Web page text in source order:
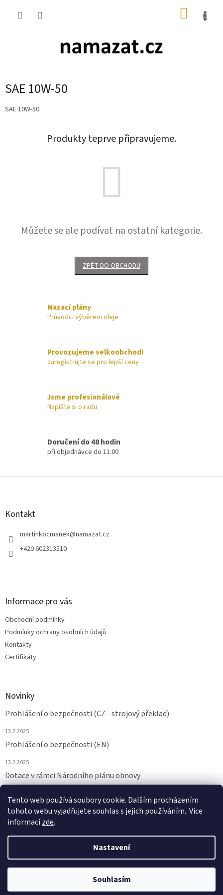
Tento web používá soubory cookie. Dalším procházením
tohoto webu vyjadřujete souhlas s jejich používáním.. Více
informacízde.
Nastavení
Souhlasím
SAE 10W-50
SAE 10W-50
Produkty teprve připravujeme.
Můžete se ale podívat na ostatní kategorie.
ZPĚT DO OBCHODU
Mazací plány
Průvodci výběrem oleje
Provozujeme velkoobchod!
zaregistrujte se pro lepší ceny
Jsme profesionálové
Napište si o radu
Doručení do 48 hodin
při objednávce do 11:00
Z
Kontakt
martinkocmanek@namazat.cz
+420 602313510
Informace pro vás
Obchodní podmínky
Podmínky ochrany osobních údajů
Kontakty
Certifikáty
Novinky
Prohlášení o bezpečnosti (CZ - strojový překlad)
13.2.2025
Prohlášení o bezpečnosti (EN)
13.2.2025
Dotace v rámci Národního plánu obnovy
ARCHIV
Vytvořil Shoptet
NAMAZAT.CZ. Všechna práva vyhrazena.